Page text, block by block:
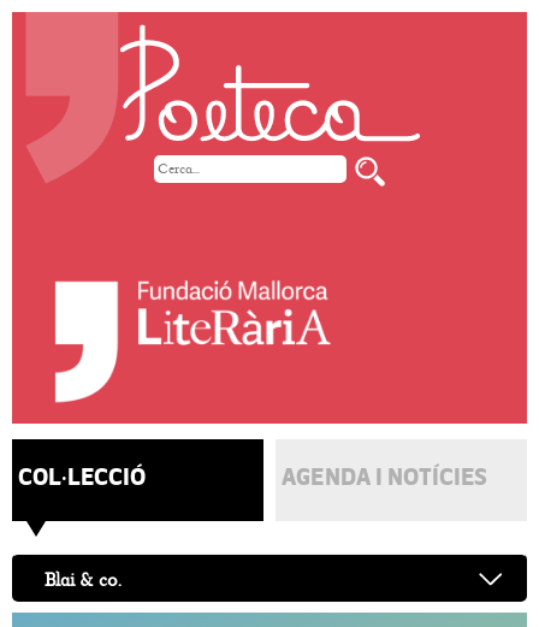
COL·LECCIÓ AGENDA I NOTÍCIES
Blai & co.